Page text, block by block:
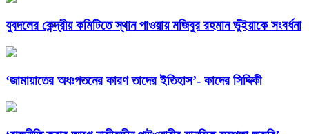
যুবদলের কেন্দ্রীয় কমিটিতে স্থান পাওয়ায় মজিবুর রহমান ভুঁইয়াকে সংবর্ধনা
‘জামায়াতের অধঃপতনের কারণ তাদের ইতিহাস’- কাদের সিদ্দিকী